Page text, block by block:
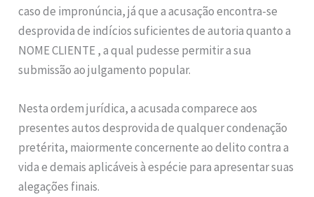
caso de impronúncia, já que a acusação encontra-se
desprovida de indícios suficientes de autoria quanto a
NOME CLIENTE , a qual pudesse permitir a sua
submissão ao julgamento popular.
Nesta ordem jurídica, a acusada comparece aos
presentes autos desprovida de qualquer condenação
pretérita, maiormente concernente ao delito contra a
vida e demais aplicáveis à espécie para apresentar suas
alegações finais.